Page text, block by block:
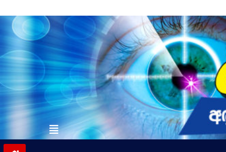
to
contentvinivida.lk